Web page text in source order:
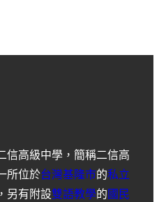
信高級中學 ，簡稱二信高
所位於台灣基隆市的私立
另有附設雙語教學的國民